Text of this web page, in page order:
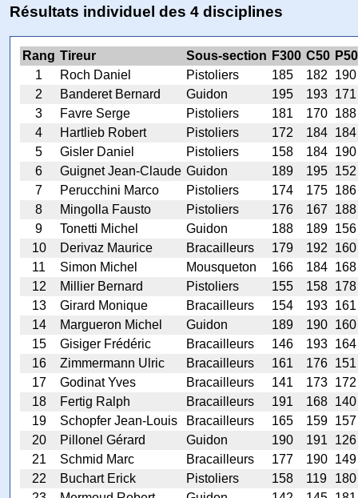
Résultats individuel des 4 disciplines
Rang Tireur Sous-section F300 C50 P50
1
Roch Daniel Pistoliers 185 182
190
2
Banderet Bernard Guidon 195 193 171
3
Favre Serge Pistoliers 181 170 188
4
Hartlieb Robert Pistoliers 172 184 184
5
Gisler Daniel Pistoliers 158 184 190
6
Guignet Jean-Claude Guidon 189 195 152
7
Perucchini Marco Pistoliers 174 175 186
8
Mingolla Fausto Pistoliers 176 167
188
9
Tonetti Michel Guidon 188 189 156
10
Derivaz Maurice Bracailleurs 179 192
160
11
Simon Michel Mousqueton 166 184 168
12
Millier Bernard Pistoliers 155 158 178
13
Girard Monique Bracailleurs 154 193 161
14
Margueron Michel Guidon 189 190 160
15
Gisiger Frédéric Bracailleurs 146 193 164
16
Zimmermann Ulric Bracailleurs 161 176 151
17
Godinat Yves Bracailleurs 141 173 172
18
Fertig Ralph Bracailleurs 191 168 140
19
Schopfer Jean-Louis Bracailleurs 165 159 157
20
Pillonel Gérard Guidon 190 191
126
21
Schmid Marc Bracailleurs 177 190 149
22
Buchart Erick Pistoliers 158 119
180